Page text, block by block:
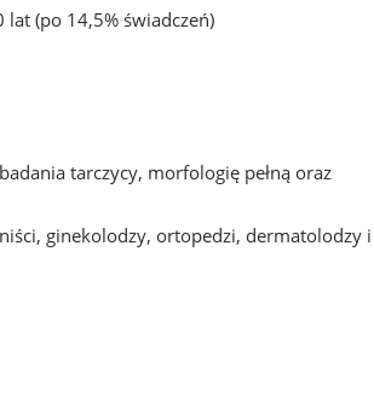
(po 14,5% świadczeń)
tarczycy, morfologię pełną oraz
ginekolodzy, ortopedzi, dermatolodzy i